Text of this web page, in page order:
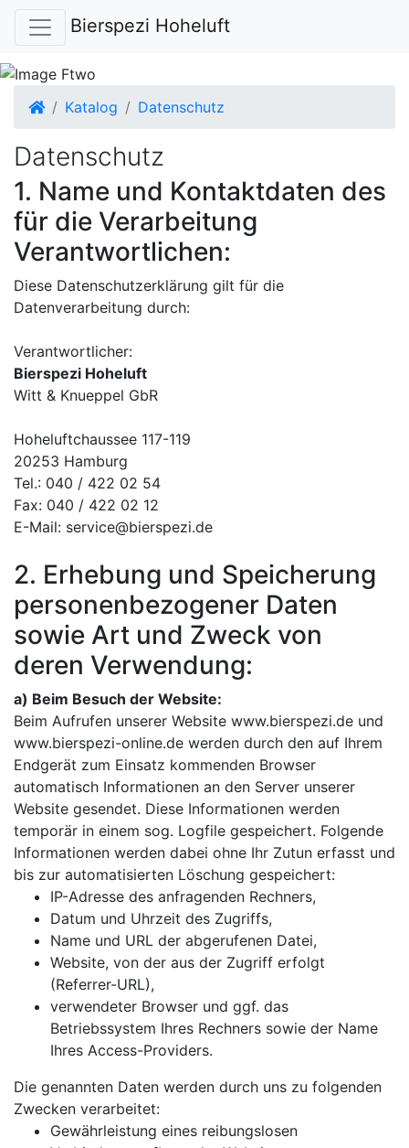
Bierspezi Hoheluft
Startseite
Katalog Datenschutz
Datenschutz
1. Name und Kontaktdaten des
für die Verarbeitung
Verantwortlichen:
Diese Datenschutzerklärung gilt für die
Datenverarbeitung durch:
Verantwortlicher:
Bierspezi Hoheluft
Witt & Knueppel GbR
Hoheluftchaussee 117-119
20253 Hamburg
Tel.: 040 / 422 02 54
Fax: 040 / 422 02 12
E-Mail: service@bierspezi.de
2. Erhebung und Speicherung
personenbezogener Daten
sowie Art und Zweck von
deren Verwendung:
a) Beim Besuch der Website:
Beim Aufrufen unserer Website www.bierspezi.de und
www.bierspezi-online.de werden durch den auf Ihrem
Endgerät zum Einsatz kommenden Browser
automatisch Informationen an den Server unserer
Website gesendet. Diese Informationen werden
temporär in einem sog. Logfile gespeichert. Folgende
Informationen werden dabei ohne Ihr Zutun erfasst und
bis zur automatisierten Löschung gespeichert:
IP-Adresse des anfragenden Rechners,
Datum und Uhrzeit des Zugriffs,
Name und URL der abgerufenen Datei,
Website, von der aus der Zugriff erfolgt
(Referrer-URL),
verwendeter Browser und ggf. das
Betriebssystem Ihres Rechners sowie der Name
Ihres Access-Providers.
Die genannten Daten werden durch uns zu folgenden
Zwecken verarbeitet:
Gewährleistung eines reibungslosen